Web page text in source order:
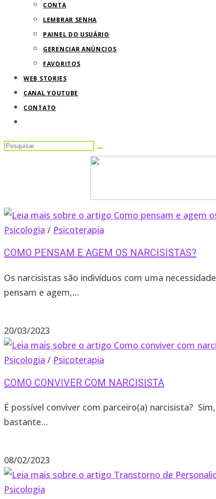
CONTA
LEMBRAR SENHA
PAINEL DO USUÁRIO
GERENCIAR ANÚNCIOS
FAVORITOS
WEB STORIES
CANAL YOUTUBE
CONTATO
SITE
Pesquisar
Psicologia / Psicoterapia
COMO PENSAM E AGEM OS NARCISISTAS?
Os narcisistas são indivíduos com uma
pensam e agem,…
20/03/2023
Psicologia / Psicoterapia
COMO CONVIVER COM NARCISISTA
É possível conviver com parceiro(a) narcisista?
bastante…
08/02/2023
Psicologia